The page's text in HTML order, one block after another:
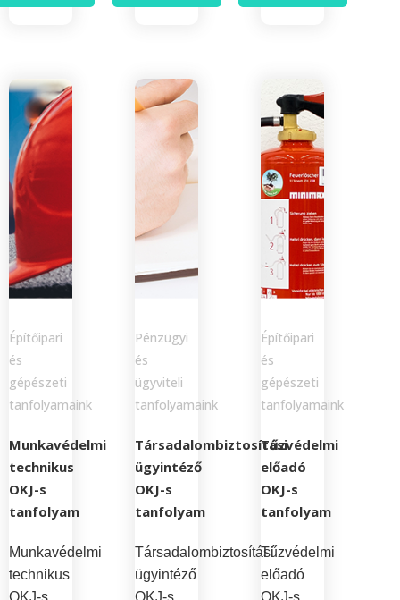
Építőipari
és
gépészeti
tanfolyamaink
Munkavédelmi
technikus
OKJ-s
tanfolyam
Munkavédelmi
technikus
OKJ-s
Pénzügyi
és
ügyviteli
tanfolyamaink
Társadalombiztosítási
ügyintéző
OKJ-s
tanfolyam
Társadalombiztosítási
ügyintéző
OKJ-s
Építőipari
és
gépészeti
tanfolyamaink
Tűzvédelmi
előadó
OKJ-s
tanfolyam
Tűzvédelmi
előadó
OKJ-s